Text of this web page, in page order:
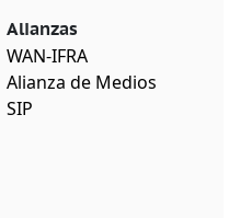
Alianzas
WAN-IFRA
Alianza de Medios
SIP